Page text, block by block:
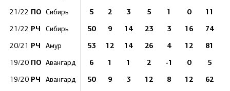
21/22 ПО Сибирь 5 2 3 5 1 0 11
21/22 РЧ Сибирь 50 9 14 23 3 16 74
20/21 РЧ Амур 53 12 14 26 4 12 81
19/20 ПО Авангард 6 1 1 2 -1 0 5
19/20 РЧ Авангард 50 9 3 12 8 12 62